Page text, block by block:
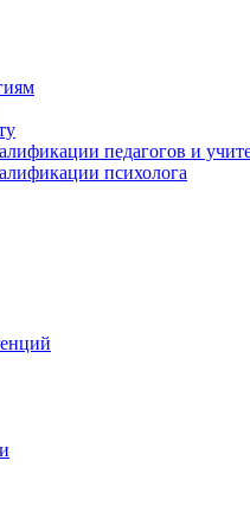
педагогов и
психолога